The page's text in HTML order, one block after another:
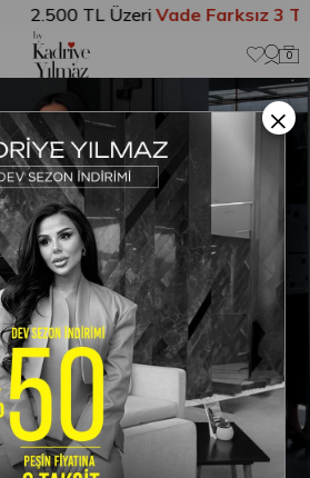
2.500 TL ÜzeriVade Farksız 3
0
Sibisa Puantiye Detaylı Etekli Takım Beyaz
×